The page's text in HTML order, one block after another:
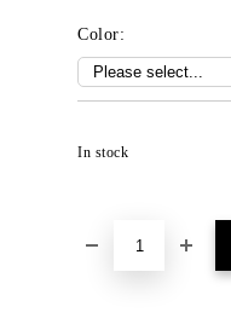
Color:
In stock